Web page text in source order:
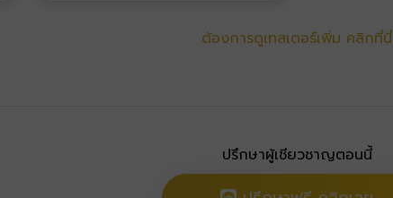
ต้องการดูเทสเตอร์เพิ่ม คลิกที่นี่
ปรึกษาผู้เชียวชาญตอนนี้